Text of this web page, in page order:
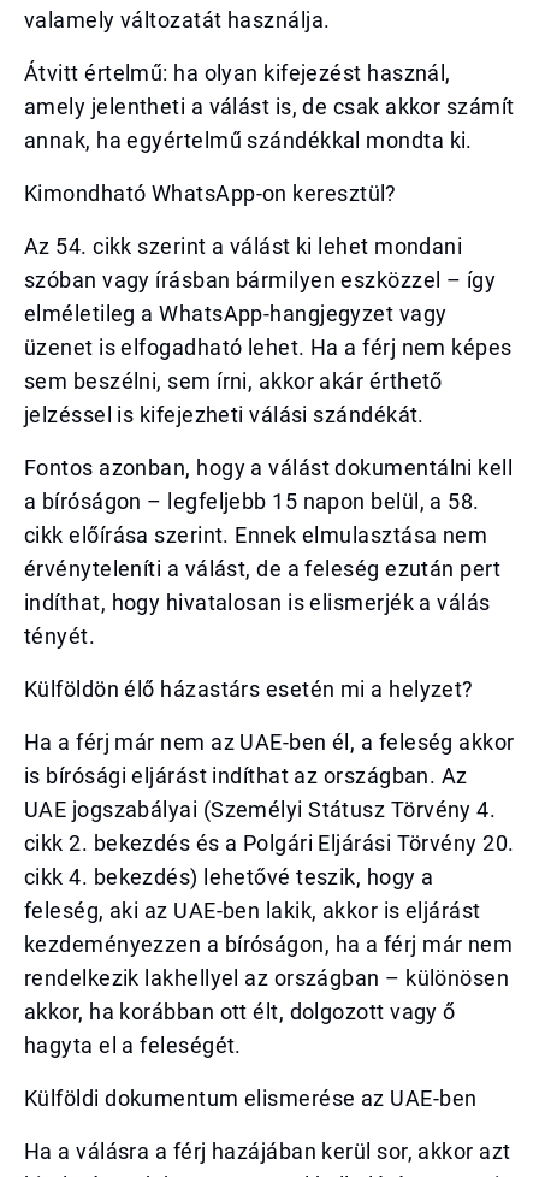
valamely változatát használja.
Átvitt értelmű: ha olyan kifejezést használ,
amely jelentheti a válást is, de csak akkor számít
annak, ha egyértelmű szándékkal mondta ki.
Kimondható WhatsApp-on keresztül?
Az 54. cikk szerint a válást ki lehet mondani
szóban vagy írásban bármilyen eszközzel – így
elméletileg a WhatsApp-hangjegyzet vagy
üzenet is elfogadható lehet. Ha a férj nem képes
sem beszélni, sem írni, akkor akár érthető
jelzéssel is kifejezheti válási szándékát.
Fontos azonban, hogy a válást dokumentálni kell
a bíróságon – legfeljebb 15 napon belül, a 58.
cikk előírása szerint. Ennek elmulasztása nem
érvényteleníti a válást, de a feleség ezután pert
indíthat, hogy hivatalosan is elismerjék a válás
tényét.
Külföldön élő házastárs esetén mi a helyzet?
Ha a férj már nem az UAE-ben él, a feleség akkor
is bírósági eljárást indíthat az országban. Az
UAE jogszabályai (Személyi Státusz Törvény 4.
cikk 2. bekezdés és a Polgári Eljárási Törvény 20.
cikk 4. bekezdés) lehetővé teszik, hogy a
feleség, aki az UAE-ben lakik, akkor is eljárást
kezdeményezzen a bíróságon, ha a férj már nem
rendelkezik lakhellyel az országban – különösen
akkor, ha korábban ott élt, dolgozott vagy ő
hagyta el a feleségét.
Külföldi dokumentum elismerése az UAE-ben
Ha a válásra a férj hazájában kerül sor, akkor azt